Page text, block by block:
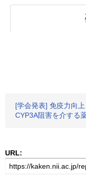
[学会発表] 免疫力向
CYP3A阻害を介する
URL: